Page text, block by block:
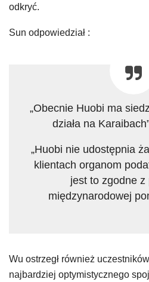
odkryć.
Sun odpowiedział :
„Obecnie Huobi ma
działa na
„Huobi nie udostępnia
klientach organom
jest to zgodne z
międzynarodowej
Wu ostrzegł również
najbardziej optymistycznego